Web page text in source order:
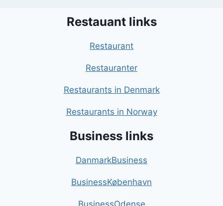
Restauant links
Restaurant
Restauranter
Restaurants in Denmark
Restaurants in Norway
Business links
DanmarkBusiness
BusinessKøbenhavn